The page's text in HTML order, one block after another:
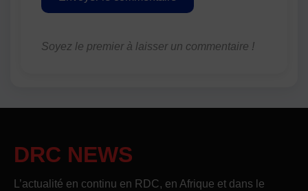
Soyez le premier à laisser un commentaire !
DRC NEWS
L’actualité en continu en RDC, en Afrique et dans le